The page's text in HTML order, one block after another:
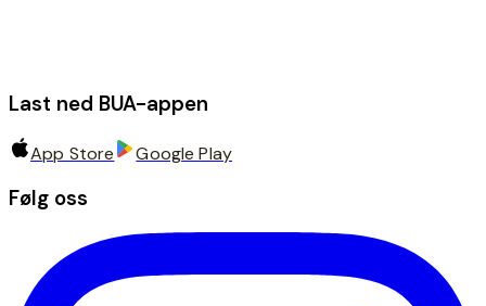
Last ned BUA-appen
App Store Google Play
Følg oss